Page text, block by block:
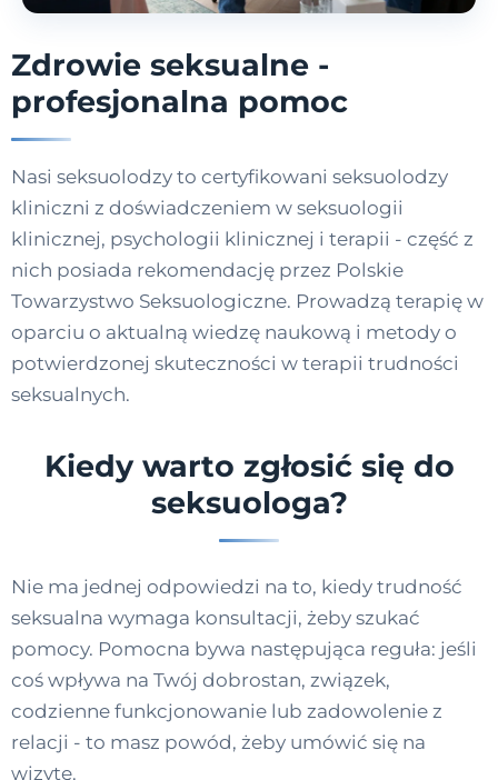
Zdrowie seksualne -
profesjonalna pomoc
Nasi seksuolodzy to certyfikowani seksuolodzy
kliniczni z doświadczeniem w seksuologii
klinicznej, psychologii klinicznej i terapii - część z
nich posiada rekomendację przez Polskie
Towarzystwo Seksuologiczne. Prowadzą terapię w
oparciu o aktualną wiedzę naukową i metody o
potwierdzonej skuteczności w terapii trudności
seksualnych.
Kiedy warto zgłosić się do
seksuologa?
Nie ma jednej odpowiedzi na to, kiedy trudność
seksualna wymaga konsultacji, żeby szukać
pomocy. Pomocna bywa następująca reguła: jeśli
coś wpływa na Twój dobrostan, związek,
codzienne funkcjonowanie lub zadowolenie z
relacji - to masz powód, żeby umówić się na
wizytę.